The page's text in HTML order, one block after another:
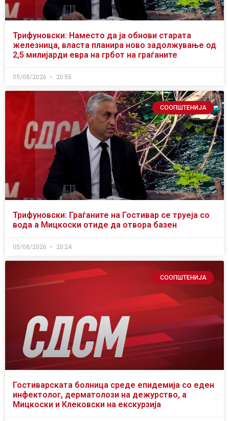
Трифуновски: Наместо да ја обнови старата
железница, власта планира ново задолжување од
2,5 милијарди евра на грбот на граѓаните
05/08/2026 20:56
СООПШТЕНИЈА
Трифуновски: Граѓаните на Гостивар се труеја со
вода а Мицкоски отиде да отвора базен
05/08/2026 20:24
СООПШТЕНИЈА
Гостиварската болница среде епидемија со еден
инфектолог, дерматолози на дежурство, а
Мицкоски и Клековски на екскурзија